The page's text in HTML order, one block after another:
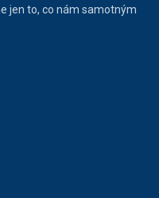
jen to, co nám samotným